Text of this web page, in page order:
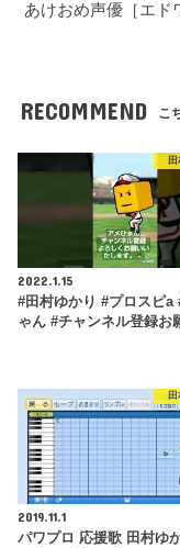
あけおめ声優［エド
RECOMMEND こ
田
2022.1.15
#田村ゆかり #プロスピa
ゃん #チャンネル登録お
田
2019.11.1
パワプロ 応援歌 田村ゆ